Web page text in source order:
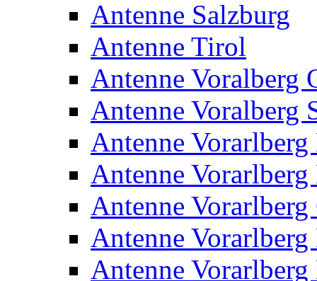
Antenne Salzburg
Antenne Tirol
Antenne Voralberg
Antenne Voralberg
Antenne
Antenne
Antenne
Antenne
Antenne